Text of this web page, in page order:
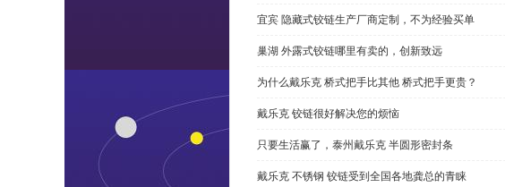
宜宾 隐藏式铰链生产厂商定制，不为经验买单
巢湖 外露式铰链哪里有卖的，创新致远
为什么戴乐克 桥式把手比其他 桥式把手更贵？
戴乐克 铰链很好解决您的烦恼
只要生活赢了，泰州戴乐克 半圆形密封条
戴乐克 不锈钢 铰链受到全国各地龚总的青睐